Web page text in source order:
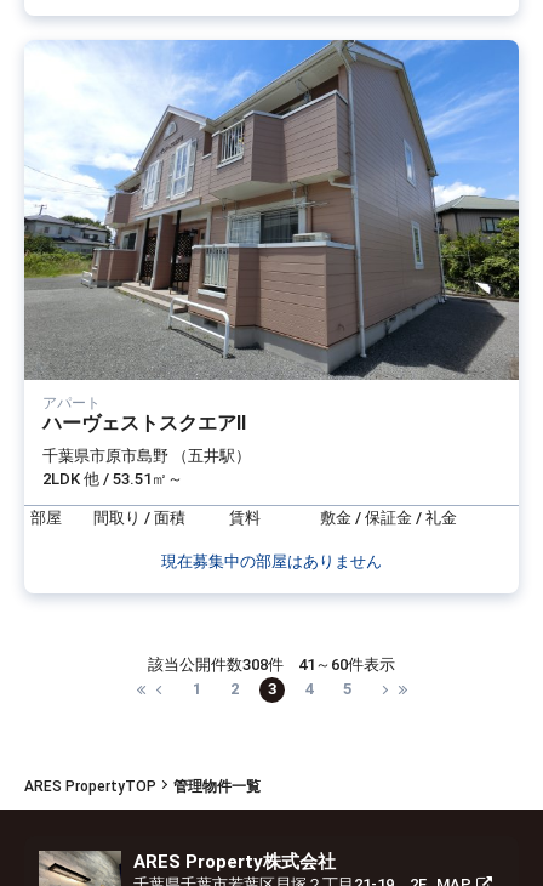
アパート
ハーヴェストスクエアⅡ
千葉県市原市島野 （五井駅）
2LDK 他 / 53.51㎡～
部屋 間取り / 面積 賃料 敷金 / 保証金 / 礼金
現在募集中の部屋はありません
該当公開件数308件 41～60件表示
1
2 3 4 5
ARES PropertyTOP 管理物件一覧
ARES Property株式会社